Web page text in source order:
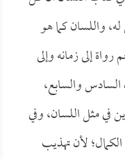
واللسان كما هو
إلى زمانه وإلى
والسابع،
في مثل اللسان، وفي
لأن تهذيب